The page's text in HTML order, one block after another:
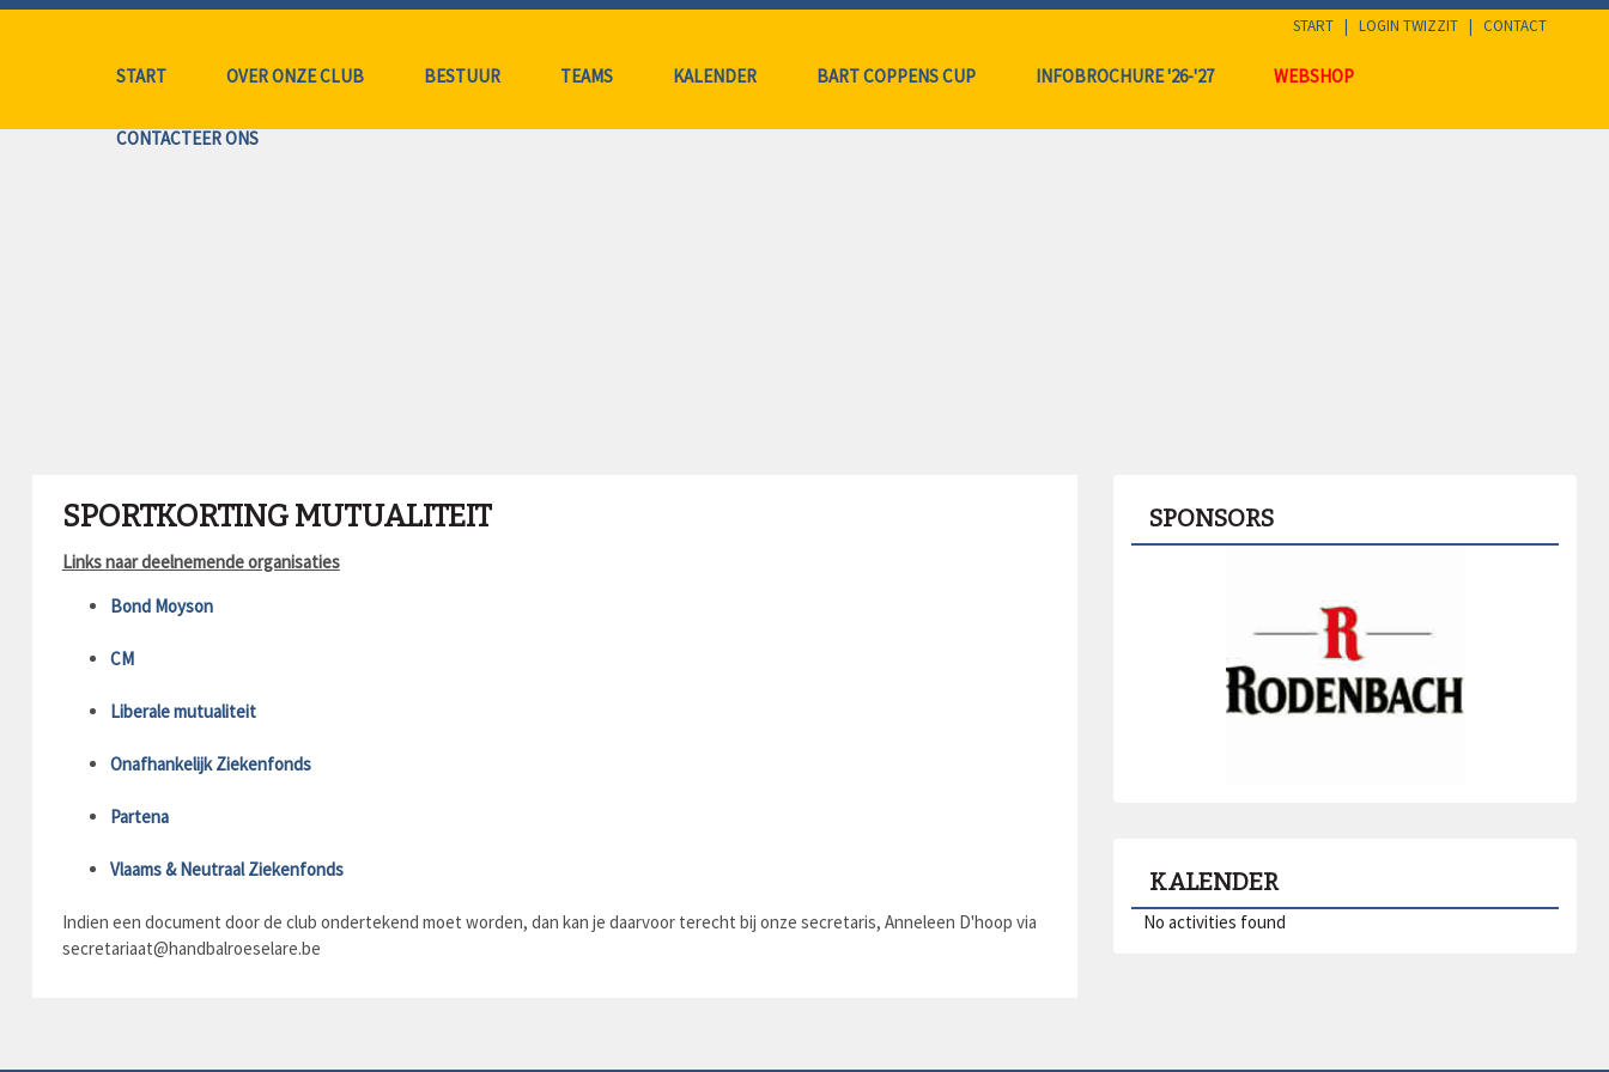
START | LOGIN TWIZZIT | CONTACT
START OVER ONZE CLUB BESTUUR TEAMS KALENDER BART COPPENS CUP INFOBROCHURE '26-'27 WEBSHOP
CONTACTEER ONS
SPORTKORTING MUTUALITEIT
Links naar deelnemende organisaties
Bond Moyson
CM
Liberale mutualiteit
Onafhankelijk Ziekenfonds
Partena
Vlaams & Neutraal Ziekenfonds
Indien een document door de club ondertekend moet worden, dan kan je daarvoor terecht bij onze secretaris, Anneleen D'hoop via
secretariaat@handbalroeselare.be
SPONSORS
KALENDER
No activities found